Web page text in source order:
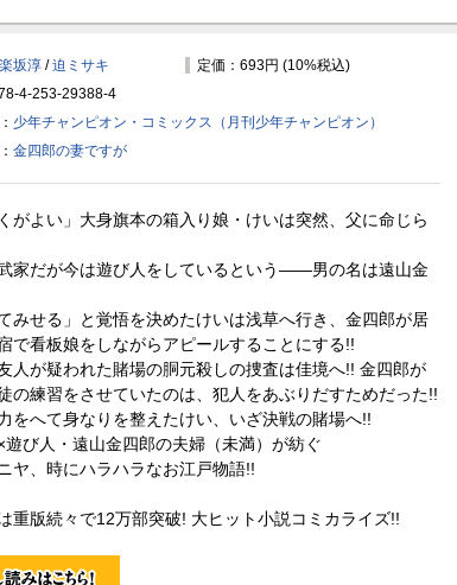
坂淳 /迫ミサキ
定価：693円 (10%税込)
4-253-29388-4
少年チャンピオン・コミックス（月刊少年チャンピオン）
金四郎の妻ですが
くがよい」大身旗本の箱入り娘・けいは突然、父に命じら
家だが今は遊び人をしているという――男の名は遠山金
てみせる」と覚悟を決めたけいは浅草へ行き、金四郎が居
で看板娘をしながらアピールすることにする!!
人が疑われた賭場の胴元殺しの捜査は佳境へ!! 金四郎が
の練習をさせていたのは、犯人をあぶりだすためだった!!
をへて身なりを整えたけい、いざ決戦の賭場へ!!
遊び人・遠山金四郎の夫婦（未満）が紡ぐ
ヤ、時にハラハラなお江戸物語!!
重版続々で12万部突破! 大ヒット小説コミカライズ!!